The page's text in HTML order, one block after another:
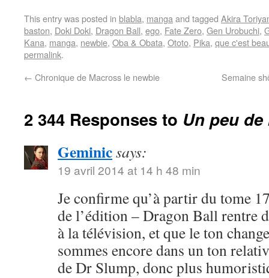
This entry was posted in blabla, manga and tagged Akira
baston, Doki Doki, Dragon Ball, ego, Fate Zero, Gen Urobuchi,
Kana, manga, newbie, Oba & Obata, Ototo, Pika, que c'est
permalink.
← Chronique de Macross le newbie Semaine
2 344 Responses to Un peu
Geminicsays:
19 avril 2014 at 14 h 48 min
Je confirme qu’à partir du tome
de l’édition – Dragon Ball rentre
à la télévision, et que le ton
sommes encore dans un ton
de Dr Slump, donc plus